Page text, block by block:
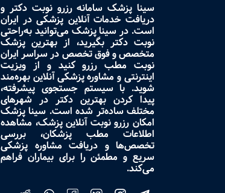
سینا پزشک سامانه رزرو نوبت دکتر و
دریافت خدمات آنلاین پزشکی در ایران
است. در سینا پزشک می‌توانید به‌راحتی
نوبت دکتر بگیرید، از بهترین پزشک
متخصص و فوق تخصص در سراسر ایران
نوبت مطب رزرو کنید و از ویزیت
اینترنتی و مشاوره پزشکی آنلاین بهره‌مند
شوید. با سیستم جستجوی پیشرفته،
پیدا کردن بهترین دکتر در شهرهای
مختلف ساده‌تر شده است. سینا پزشک
امکان رزرو نوبت آنلاین پزشک، مشاهده
اطلاعات مطب پزشکان، بررسی
تخصص‌ها و دریافت مشاوره پزشکی
سریع و مطمئن را برای بیماران فراهم
می‌کند.